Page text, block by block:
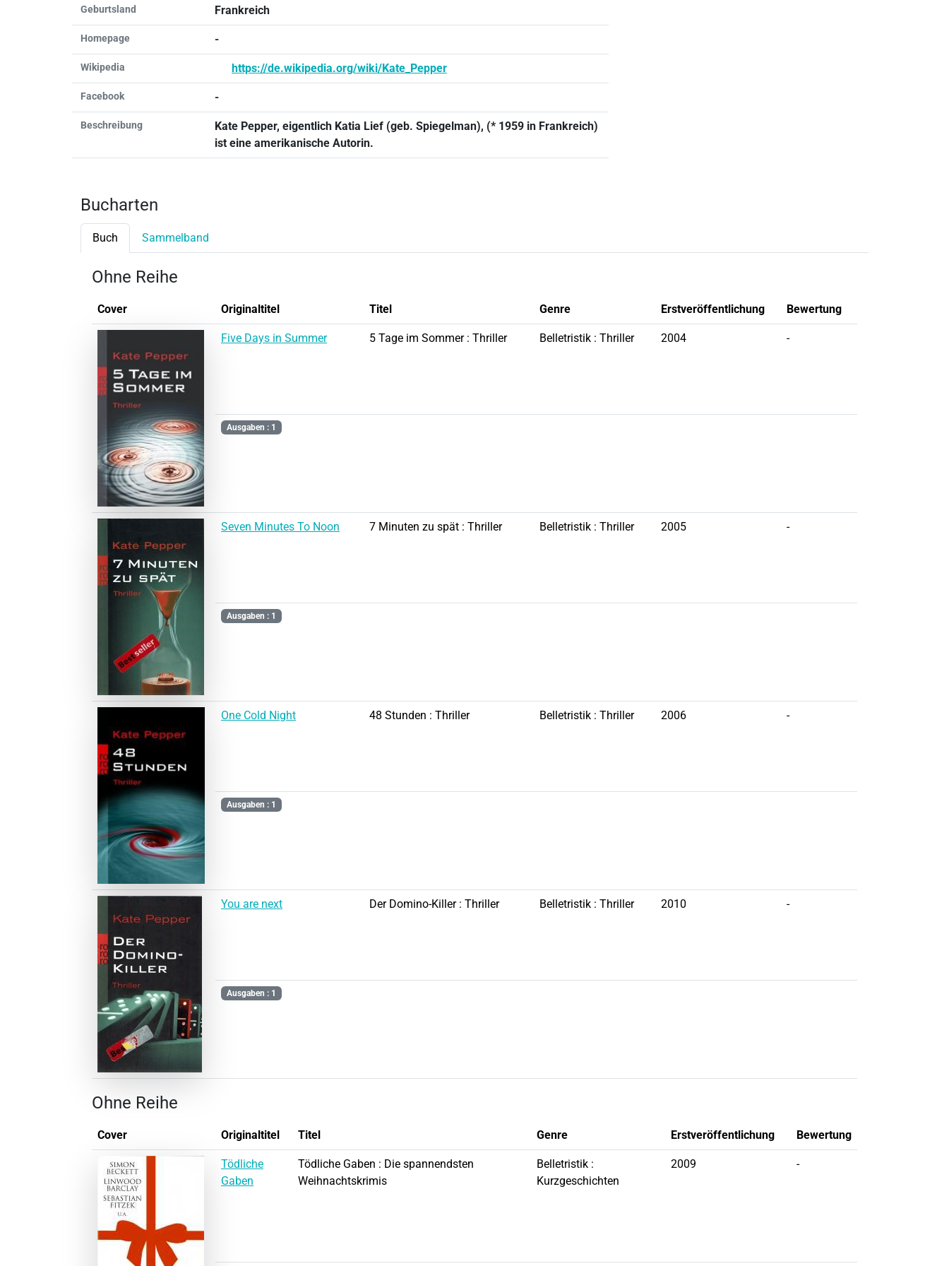
Geburtsland Frankreich
Homepage -
Wikipedia https://de.wikipedia.org/wiki/Kate_Pepper
Facebook -
Beschreibung
Kate Pepper, eigentlich Katia Lief (geb. Spiegelman), (* 1959 in Frankreich)
ist eine amerikanische Autorin.
Bucharten
Buch Sammelband
Ohne Reihe
Cover Originaltitel Titel Genre Erstveröffentlichung Bewertung
Five Days in Summer 5 Tage im Sommer : Thriller Belletristik : Thriller 2004 -
Ausgaben : 1
Seven Minutes To Noon 7 Minuten zu spät : Thriller Belletristik : Thriller 2005 -
Ausgaben : 1
One Cold Night 48 Stunden : Thriller Belletristik : Thriller 2006 -
Ausgaben : 1
You are next Der Domino-Killer : Thriller Belletristik : Thriller 2010 -
Ausgaben : 1
Ohne Reihe
Cover Originaltitel Titel Genre Erstveröffentlichung Bewertung
Tödliche
Gaben
Tödliche Gaben : Die spannendsten
Weihnachtskrimis
Belletristik :
Kurzgeschichten
2009 -